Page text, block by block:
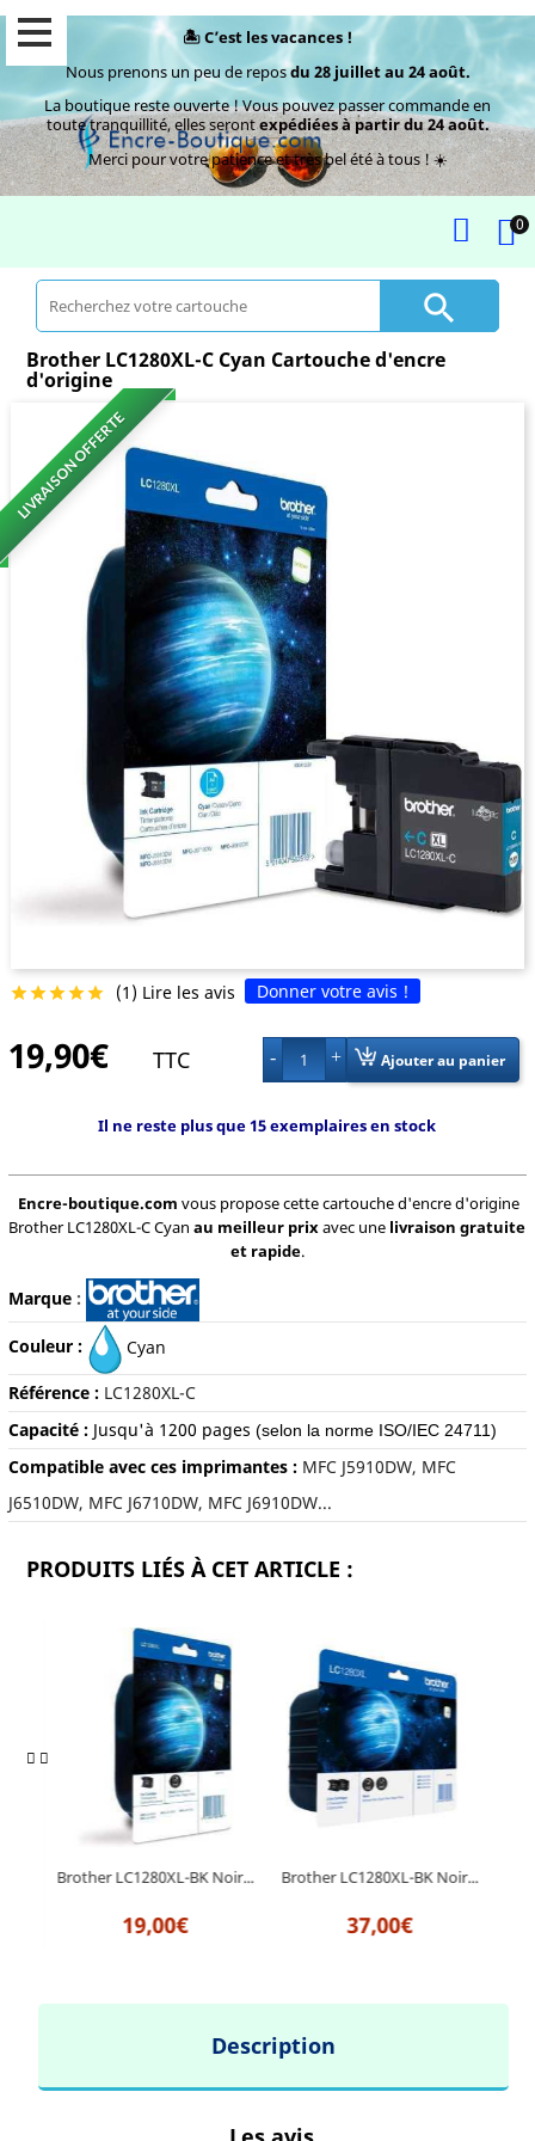
🏝️ C’est les vacances !
Nous prenons un peu de reposdu 28 juillet au 24 août.
La boutique reste ouverte ! Vous pouvez passer commande en
toute tranquillité, elles serontexpédiées à partir du 24 août.
Merci pour votre patience et très bel été à tous ! ☀️
0

Brother LC1280XL-C Cyan Cartouche d'encre
d'origine
LIVRAISON OFFERTE
 (1) Lire les avis Donner votre avis !
19,90€ TTC 1 Ajouter au panier
Il ne reste plus que 15 exemplaires en stock
Encre-boutique.com vous propose cette cartouche d'encre d'origine
Brother LC1280XL-C Cyanau meilleur prixavec une livraison gratuite
et rapide.
Marque:
Couleur : Cyan
Référence : LC1280XL-C
Capacité : Jusqu'à 1200 pages (selon la norme ISO/IEC 24711)
Compatible avec ces imprimantes : MFC J5910DW, MFC
J6510DW, MFC J6710DW, MFC J6910DW...
PRODUITS LIÉS À CET ARTICLE :
Brother LC1280XL-BK Noir...
19,00€
Brother LC1280XL-BK Noir...
37,00€
Description